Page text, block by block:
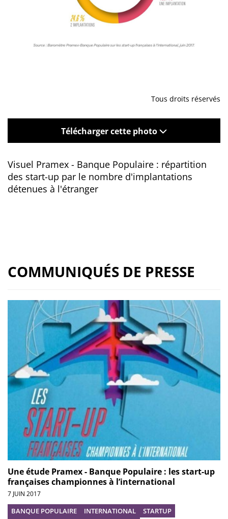
Tous droits réservés
Télécharger cette photo
Visuel Pramex - Banque Populaire : répartition
des start-up par le nombre d'implantations
détenues à l'étranger
COMMUNIQUÉS DE PRESSE
Une étude Pramex - Banque Populaire : les start-up
françaises championnes à l’international
7 JUIN 2017
BANQUE POPULAIRE INTERNATIONAL
STARTUP